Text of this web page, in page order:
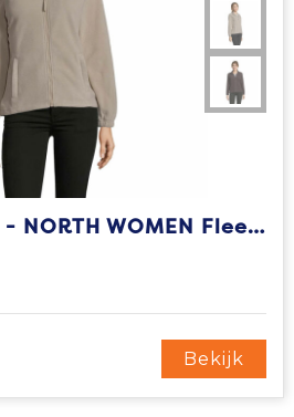
NORTH WOMEN - NORTH WOMEN Fleece 300g
Bekijk